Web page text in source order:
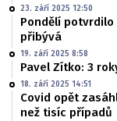
23. září 2025 12:50
Pondělí potvrdilo
přibývá
19. září 2025 8:58
Pavel Zítko: 3
18. září 2025 14:51
Covid opět
než tisíc případů